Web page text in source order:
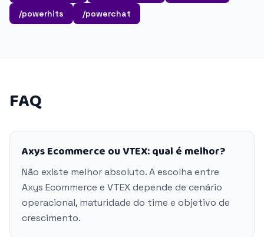
/powerhits /powerchat
FAQ
Axys Ecommerce ou VTEX: qual é melhor?
Não existe melhor absoluto. A escolha entre
Axys Ecommerce e VTEX depende de cenário
operacional, maturidade do time e objetivo de
crescimento.